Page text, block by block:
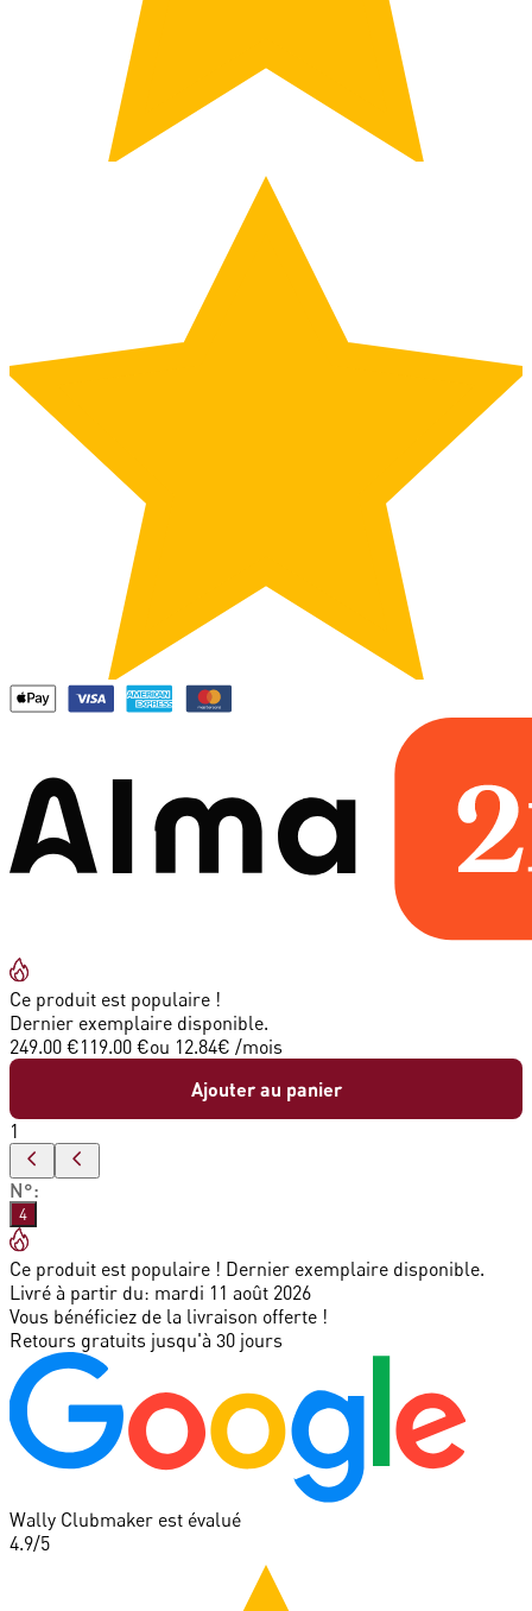
Ce produit est populaire !
Dernier exemplaire disponible.
249.00 €119.00 €ou 12.84€ /mois
Ajouter au panier
1
N°:
4
Ce produit est populaire ! Dernier exemplaire disponible.
Livré à partir du: mardi 11 août 2026
Vous bénéficiez de la livraison offerte !
Retours gratuits jusqu'à 30 jours
Wally Clubmaker est évalué
4.9/5